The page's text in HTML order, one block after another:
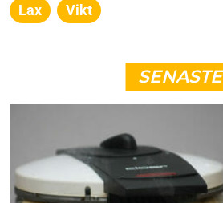
Lax Vikt
SENASTE